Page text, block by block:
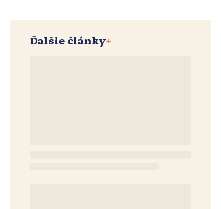
Ďalšie články+